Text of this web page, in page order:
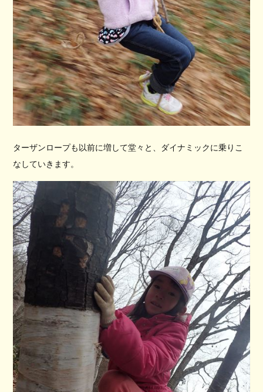
ターザンロープも以前に増して堂々と、ダイナミックに乗りこ
なしていきます。